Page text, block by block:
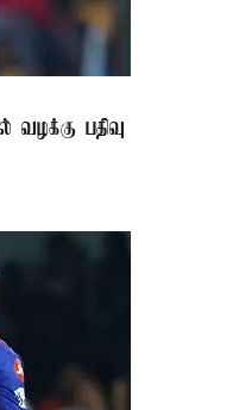
வழக்கு பதிவு